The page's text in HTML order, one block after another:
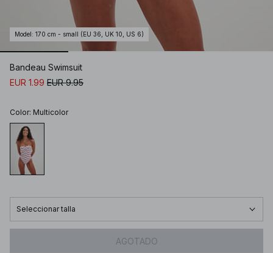
Model : 170 cm - small (EU 36, UK 10, US 6)
Bandeau Swimsuit
EUR 1.99 EUR 9.95
Color: Multicolor
Seleccionar talla
AGOTADO